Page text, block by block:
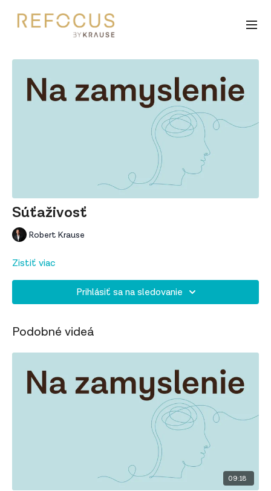
Súťaživosť
Robert Krause
Zistiť viac
Prihlásiť sa na sledovanie
Podobné videá
09:18